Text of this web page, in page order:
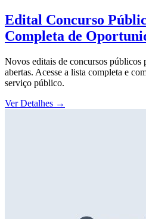
Edital Concurso
Completa de
Novos editais de concursos públicos
abertas. Acesse a lista completa e
serviço público.
Ver Detalhes →